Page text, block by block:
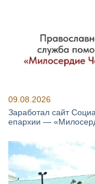
09.08.2026
Заработал сайт
епархии —